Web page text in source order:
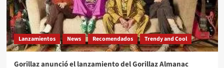
Lanzamientos News Recomendados Trendy and Cool
Gorillaz anunció el lanzamiento del Gorillaz Almanac